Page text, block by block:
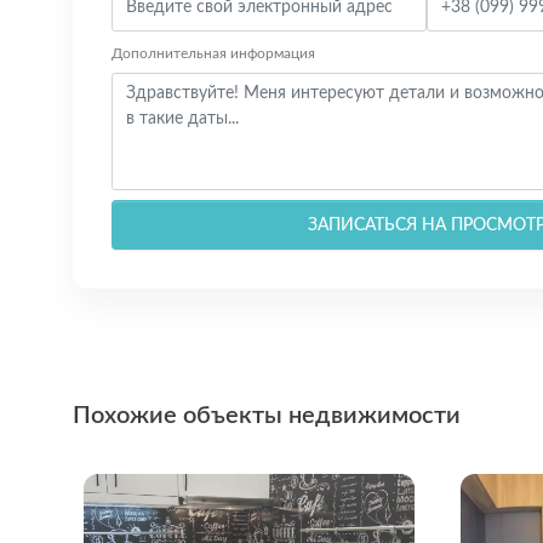
Дополнительная информация
ЗАПИСАТЬСЯ НА
Похожие объекты недвижимости